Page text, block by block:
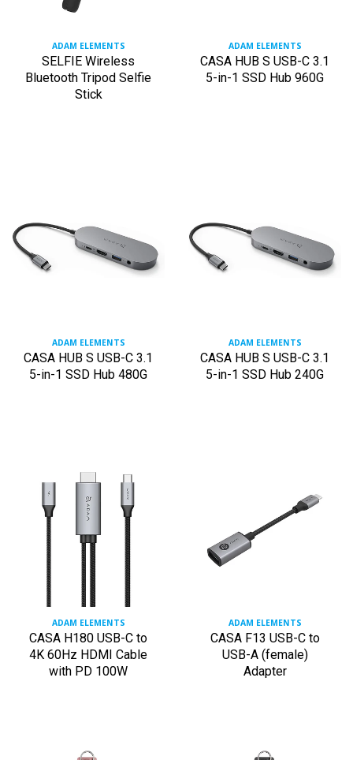
ADAM ELEMENTS
SELFIE Wireless
Bluetooth Tripod Selfie
Stick
ADAM ELEMENTS
CASA HUB S USB-C 3.1
5-in-1 SSD Hub 960G
ADAM ELEMENTS
CASA HUB S USB-C 3.1
5-in-1 SSD Hub 480G
ADAM ELEMENTS
CASA HUB S USB-C 3.1
5-in-1 SSD Hub 240G
ADAM ELEMENTS
CASA H180 USB-C to
4K 60Hz HDMI Cable
with PD 100W
ADAM ELEMENTS
CASA F13 USB-C to
USB-A (female)
Adapter